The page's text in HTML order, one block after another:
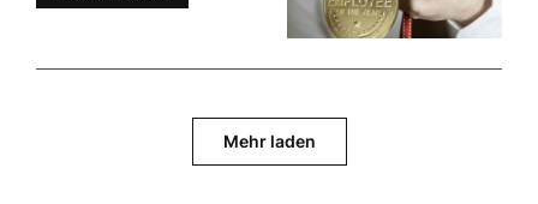
Mehr laden